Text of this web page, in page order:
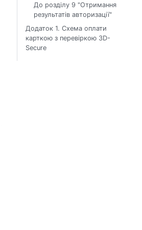
До розділу 9 "Отримання
результатів авторизації"
Додаток 1. Схема оплати
карткою з перевіркою 3D-
Secure